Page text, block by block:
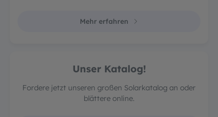
Mehr erfahren
Unser Katalog!
Fordere jetzt unseren großen Solarkatalog an oder
blättere online.